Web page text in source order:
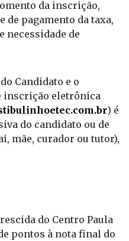
da inscrição,
de pagamento da taxa,
necessidade de
Candidato e o
inscrição eletrônica
) é
do candidato ou de
mãe, curador ou tutor),
do Centro Paula
pontos à nota final do